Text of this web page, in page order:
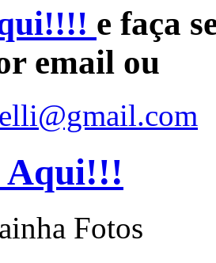
e faça
email ou
Aqui!!!
Fotos